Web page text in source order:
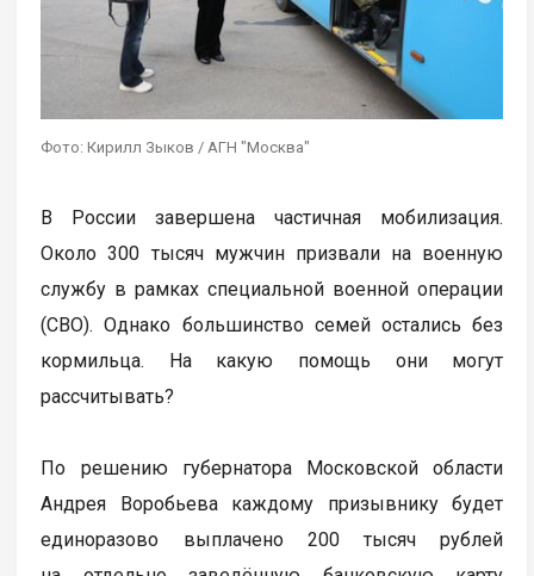
Фото: Кирилл Зыков / АГН "Москва"
В России завершена частичная мобилизация.
Около 300 тысяч мужчин призвали на военную
службу в рамках специальной военной операции
(СВО). Однако большинство семей остались без
кормильца. На какую помощь они могут
рассчитывать?
По решению губернатора Московской области
Андрея Воробьева каждому призывнику будет
единоразово выплачено 200 тысяч рублей